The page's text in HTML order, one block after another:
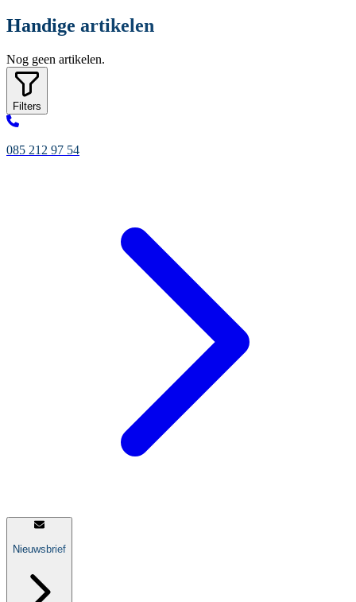
Handige artikelen
Nog geen artikelen.
Filters
085 212 97 54
Nieuwsbrief